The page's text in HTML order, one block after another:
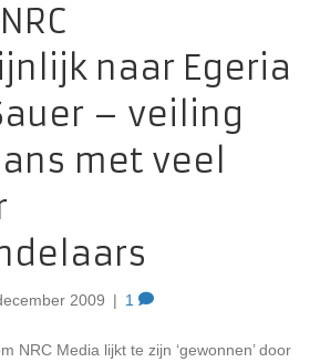
naar Egeria
– veiling
met veel
2009 | 1
NRC Media lijkt te zijn ‘gewonnen’ door